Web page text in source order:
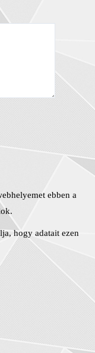
ebben a
hogy adatait ezen